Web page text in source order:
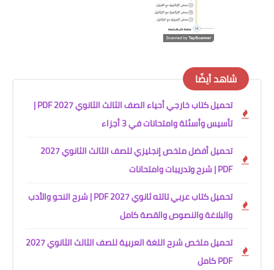
شاهد أيضًا
تحميل كتاب خارجي أحياء الصف الثالث الثانوي 2027 PDF |
تأسيس وأسئلة وامتحانات في 3 أجزاء
تحميل أفضل ملخص إنجليزي للصف الثالث الثانوي 2027
PDF | شرح وتدريبات وامتحانات
تحميل كتاب عربي تالته ثانوي 2027 PDF | شرح النحو والأدب
والبلاغة والنصوص والقصة كامل
تحميل ملخص شرح اللغة العربية للصف الثالث الثانوي 2027
PDF كامل